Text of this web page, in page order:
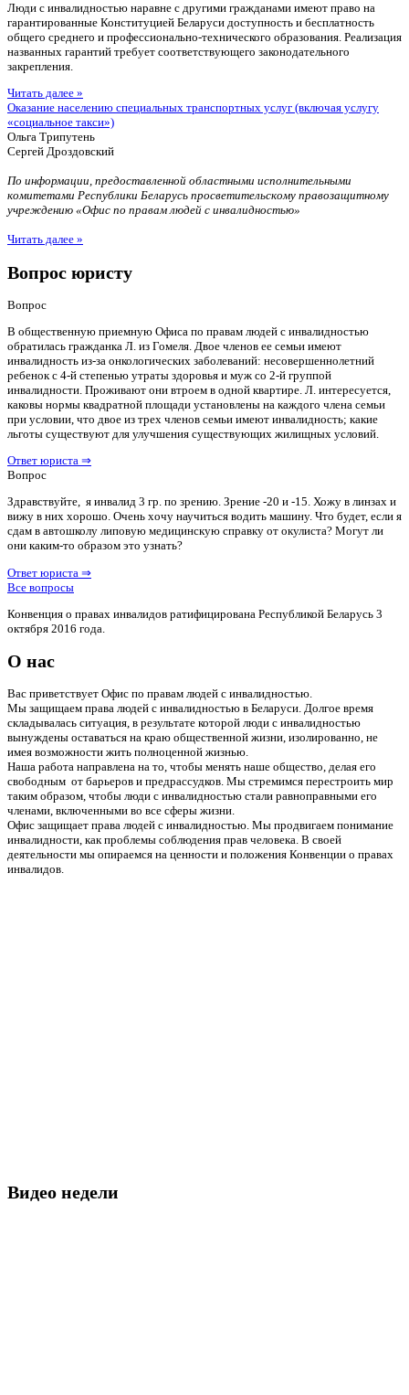
Люди с инвалидностью наравне с другими гражданами имеют право на
гарантированные Конституцией Беларуси доступность и бесплатность
общего среднего и профессионально-технического образования. Реализация
названных гарантий требует соответствующего законодательного
закрепления.
Читать далее »
Оказание населению специальных транспортных услуг (включая услугу
«социальное такси»)
Ольга Трипутень
Сергей Дроздовский
По информации, предоставленной областными исполнительными
комитетами Республики Беларусь просветительскому правозащитному
учреждению «Офис по правам людей с инвалидностью»
Читать далее »
Вопрос юристу
Вопрос
В общественную приемную Офиса по правам людей с инвалидностью
обратилась гражданка Л. из Гомеля. Двое членов ее семьи имеют
инвалидность из-за онкологических заболеваний: несовершеннолетний
ребенок с 4-й степенью утраты здоровья и муж со 2-й группой
инвалидности. Проживают они втроем в одной квартире. Л. интересуется,
каковы нормы квадратной площади установлены на каждого члена семьи
при условии, что двое из трех членов семьи имеют инвалидность; какие
льготы существуют для улучшения существующих жилищных условий.
Ответ юриста ⇒
Вопрос
Здравствуйте, я инвалид 3 гр. по зрению. Зрение -20 и -15. Хожу в линзах и
вижу в них хорошо. Очень хочу научиться водить машину. Что будет, если я
сдам в автошколу липовую медицинскую справку от окулиста? Могут ли
они каким-то образом это узнать?
Ответ юриста ⇒
Все вопросы
Конвенция о правах инвалидов ратифицирована Республикой Беларусь 3
октября 2016 года.
О нас
Вас приветствует Офис по правам людей с инвалидностью.
Мы защищаем права людей с инвалидностью в Беларуси. Долгое время
складывалась ситуация, в результате которой люди с инвалидностью
вынуждены оставаться на краю общественной жизни, изолированно, не
имея возможности жить полноценной жизнью.
Наша работа направлена на то, чтобы менять наше общество, делая его
свободным от барьеров и предрассудков. Мы стремимся перестроить мир
таким образом, чтобы люди с инвалидностью стали равноправными его
членами, включенными во все сферы жизни.
Офис защищает права людей с инвалидностью. Мы продвигаем понимание
инвалидности, как проблемы соблюдения прав человека. В своей
деятельности мы опираемся на ценности и положения Конвенции о правах
инвалидов.
Видео недели